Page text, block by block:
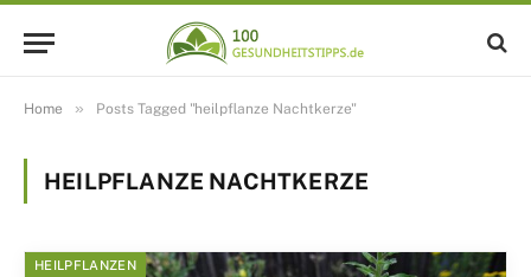
Home » Posts Tagged "heilpflanze Nachtkerze"
HEILPFLANZE NACHTKERZE
HEILPFLANZEN